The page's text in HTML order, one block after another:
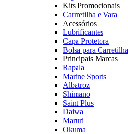
Kits Promocionais
Carrretilha e Vara
Acessórios
Lubrificantes
Capa Protetora
Bolsa para Carretilha
Principais Marcas
Rapala
Marine Sports
Albatroz
Shimano
Saint Plus
Daiwa
Maruri
Okuma